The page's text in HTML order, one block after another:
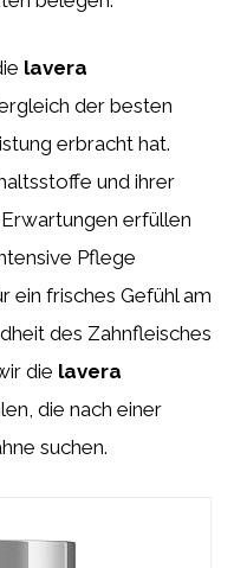
lavera
der besten
erbracht hat.
und ihrer
erfüllen
Pflege
ein frisches Gefühl am
des Zahnfleisches
die lavera
die nach einer
suchen.